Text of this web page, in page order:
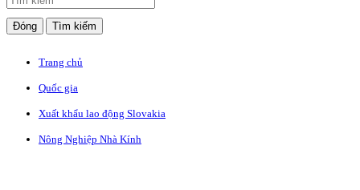
Đóng Tìm kiếm
Trang chủ
Quốc gia
Xuất khẩu lao động Slovakia
Nông Nghiệp Nhà Kính